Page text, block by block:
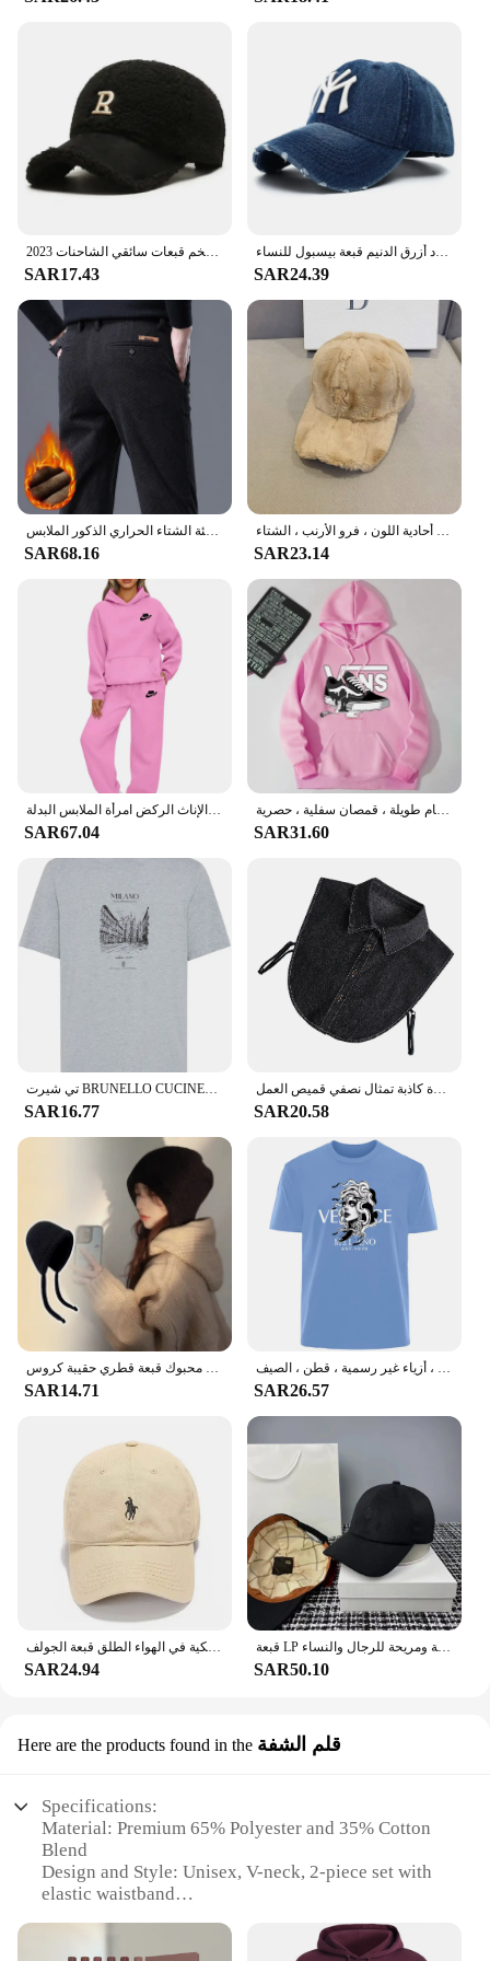
and can be tumble dried, ensuring that they are
are available for wholesale purchase, making them
an economical choice for vendors and suppliers.
The sets are also for sale, providing an accessible
option for individuals seeking high-quality medical
attire.
2023 العصرية إلكتروني كبير التطريز الرجال الشتاء القبعات الأبيض البني امبسوول قبعة بيسبول للنساء الدافئة أفخم قبعات سائقي الشاحنات Gorras
SAR17.43
عالية الجودة أسود أزرق الدنيم قبعة بيسبول للنساء Snapback قبعة Casquette أوم قابل للتعديل الفاخرة أبي القبعات للرجال 2023
SAR24.39
الصوف الرجال سروال قصير سراويل تقليدية الشنيل تمتد بلون الأعمال السراويل سميكة الدافئة الشتاء الحراري الذكور الملابس
SAR68.16
قبعات البيسبول أفخم للرجال والنساء ، قمة صلبة ، قبعات عادية ، رسالة معدنية ، سميكة ، قبعة الشمس الدافئة ، أحادية اللون ، فرو الأرنب ، الشتاء
SAR23.14
أزياء المرأة قطعتين مجموعة الشتاء الدافئة هوديس + السراويل البلوفرات بلوزات الإناث الركض امرأة الملابس البدلة
SAR67.04
كولاب سترات بغطاء رأس للرجال والنساء ، سترات كاجوال ، بلوزات برقبة مستديرة ، بلوفرات بأكمام طويلة ، قمصان سفلية ، حصرية
SAR31.60
تي شيرت BRUNELLO CUCINELLI صيفي أنيق بأكمام قصيرة، مطبوع عليه حرف واحد فقط من القطن للرجال والنساء
SAR16.77
ديكي الدنيم وهمية طوق مكافحة النباح للكلاب بلوزة بيضاء المرأة متأنق سيدة كاذبة تمثال نصفي قميص العمل
SAR20.58
المرأة شتاء دافئ ميلارد محبوك قبعة الصوف المخلوطة التراص قبعة هوديي تنوعا محبوك قبعة قطري حقيبة كروس
SAR14.71
تيشيرت رجالي بحروف بسيطة ، ملابس مريحة جيدة التهوية للشارع في الهواء الطلق ، أزياء غير رسمية ، قطن ، الصيف
SAR26.57
أزياء المرأة قبعة للجنسين قبعة بيسبول القطن قبعة باردة عارضة الرجال لينة أعلى قبعات البيسبول قبعة سائق الشاحنة الكلاسيكية في الهواء الطلق قبعة الجولف
SAR24.94
قبعة LP من الكشمير للخريف والشتاء، قبعات بيسبول كاجوال مطرزة دافئة ومريحة للرجال والنساء
SAR50.10
Here are the products found in the قلم الشفة
Specifications:
Material: Premium 65% Polyester and 35% Cotton
Blend
Design and Style: Unisex, V-neck, 2-piece set with
elastic waistband
professionals requiring a durable and comfortable